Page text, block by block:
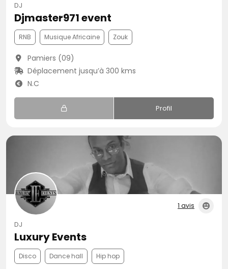
DJ
Djmaster971 event
RNB Musique Africaine Zouk
Pamiers (09)
Déplacement jusqu’à 300 kms
N.C
Profil
1 avis
DJ
Luxury Events
Disco Dance hall Hip hop